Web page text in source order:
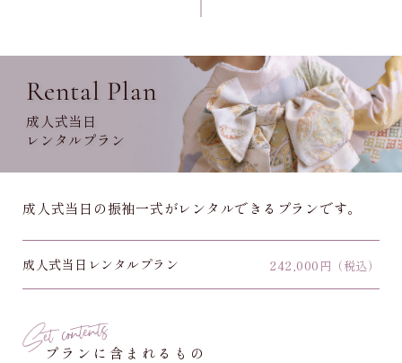
Rental Plan
成人式当日
レンタルプラン
成人式当日の振袖一式がレンタルできるプランです。
成人式当日レンタルプラン 242,000 円（税込）
プランに含まれるもの